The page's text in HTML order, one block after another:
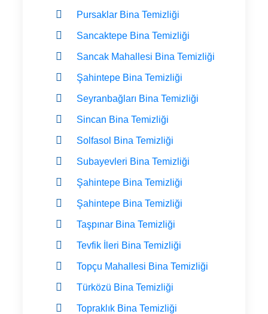
Pursaklar Bina Temizliği
Sancaktepe Bina Temizliği
Sancak Mahallesi Bina Temizliği
Şahintepe Bina Temizliği
Seyranbağları Bina Temizliği
Sincan Bina Temizliği
Solfasol Bina Temizliği
Subayevleri Bina Temizliği
Şahintepe Bina Temizliği
Şahintepe Bina Temizliği
Taşpınar Bina Temizliği
Tevfik İleri Bina Temizliği
Topçu Mahallesi Bina Temizliği
Türközü Bina Temizliği
Topraklık Bina Temizliği